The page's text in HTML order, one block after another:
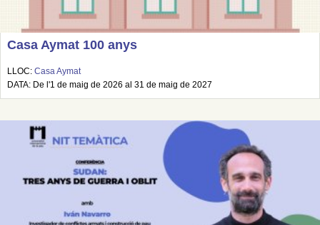
Casa Aymat 100 anys
LLOC: Casa Aymat
DATA: De l'1 de maig de 2026 al 31 de maig de 2027